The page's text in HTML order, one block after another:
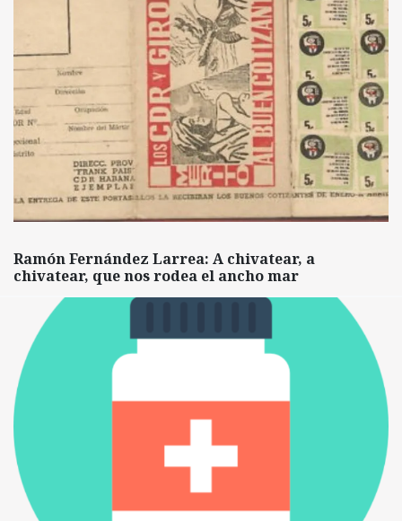
Ramón Fernández Larrea: A chivatear, a
chivatear, que nos rodea el ancho mar